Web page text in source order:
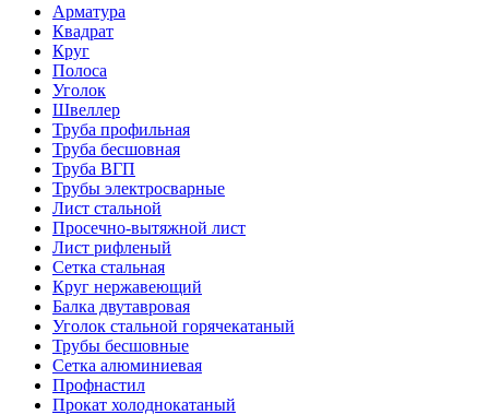
Арматура
Квадрат
Круг
Полоса
Уголок
Швеллер
Труба профильная
Труба бесшовная
Труба ВГП
Трубы электросварные
Лист стальной
Просечно-вытяжной лист
Лист рифленый
Сетка стальная
Круг нержавеющий
Балка двутавровая
Уголок стальной горячекатаный
Трубы бесшовные
Сетка алюминиевая
Профнастил
Прокат холоднокатаный